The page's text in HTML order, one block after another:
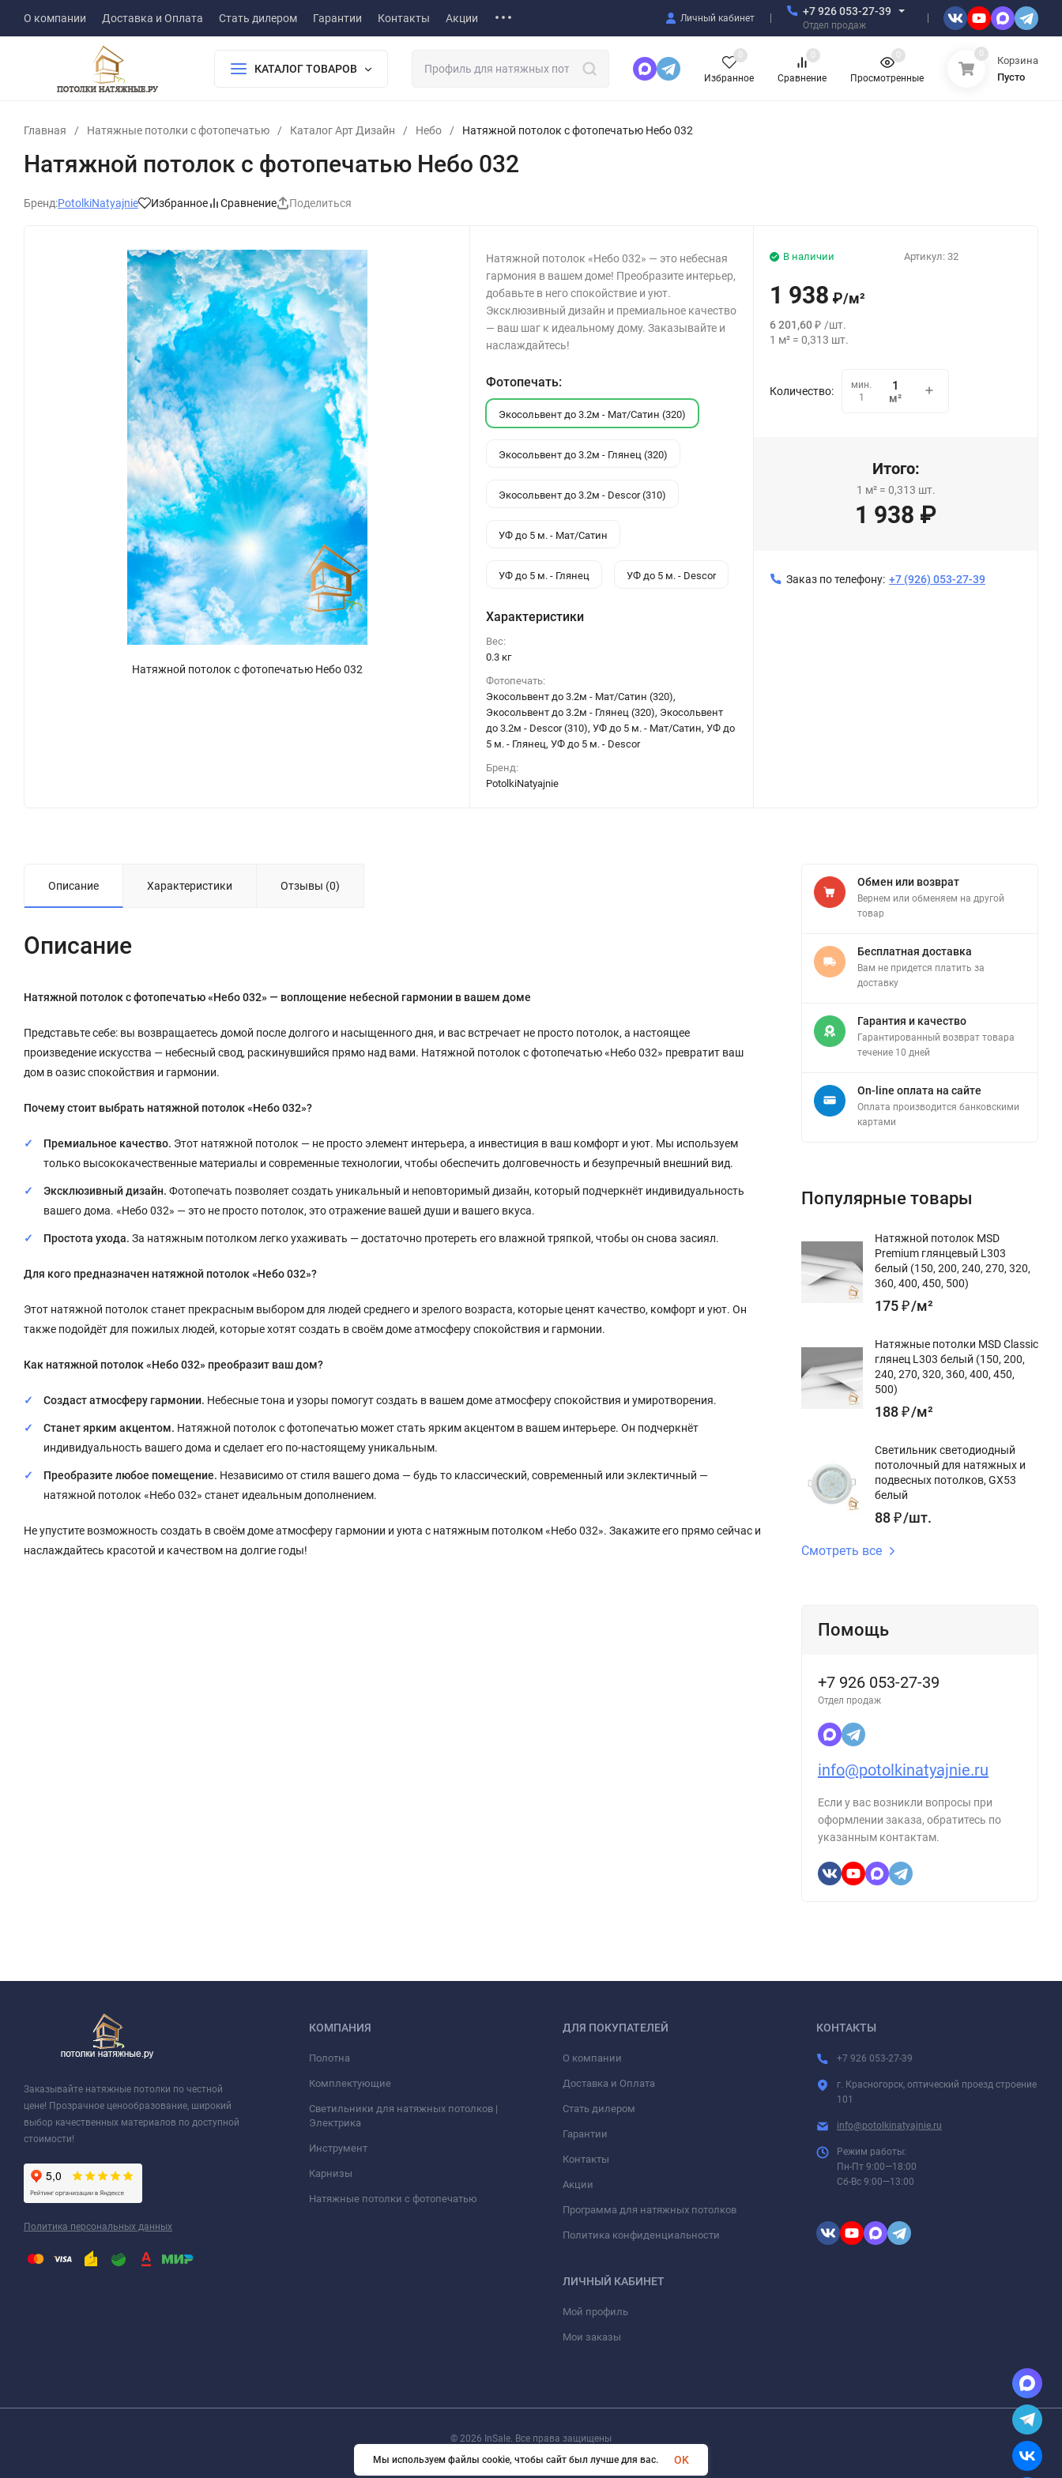
О компании Доставка и Оплата Стать дилером Гарантии Контакты Акции Личный кабинет
+7 926 053-27-39
Отдел продаж
КАТАЛОГ ТОВАРОВ
Избранное
0
Сравнение
0
Просмотренные
0 0
Корзина
Пусто
Главная / Натяжные потолки с фотопечатью / Каталог Арт Дизайн / Небо / Натяжной потолок с фотопечатью Небо 032
Натяжной потолок с фотопечатью Небо 032
Бренд:PotolkiNatyajnie Избранное Сравнение Поделиться
Натяжной потолок с фотопечатью Небо 032
Натяжной потолок «Небо 032» — это небесная
гармония в вашем доме! Преобразите интерьер,
добавьте в него спокойствие и уют.
Эксклюзивный дизайн и премиальное качество
— ваш шаг к идеальному дому. Заказывайте и
наслаждайтесь!
Фотопечать:
Экосольвент до 3.2м - Мат/Сатин (320)
Экосольвент до 3.2м - Глянец (320)
Экосольвент до 3.2м - Descor (310)
УФ до 5 м. - Мат/Сатин
УФ до 5 м. - Глянец УФ до 5 м. - Descor
Характеристики
Вес:
0.3 кг
Фотопечать:
Экосольвент до 3.2м - Мат/Сатин (320),
Экосольвент до 3.2м - Глянец (320), Экосольвент
до 3.2м - Descor (310), УФ до 5 м. - Мат/Сатин, УФ до
5 м. - Глянец, УФ до 5 м. - Descor
Бренд:
PotolkiNatyajnie
Артикул: 32
В наличии
1 938 ₽/м²
6 201,60₽ /шт.
1 м² =0,313 шт.
Количество:
мин.
1
м²
Итого:
1 м²= 0,313 шт.
1 938 ₽
Заказ по телефону: +7 (926) 053-27-39
Описание Характеристики Отзывы (0)
Описание
Натяжной потолок с фотопечатью «Небо 032» — воплощение небесной гармонии в вашем доме
Представьте себе: вы возвращаетесь домой после долгого и насыщенного дня, и вас встречает не просто потолок, а настоящее
произведение искусства — небесный свод, раскинувшийся прямо над вами. Натяжной потолок с фотопечатью «Небо 032» превратит ваш
дом в оазис спокойствия и гармонии.
Почему стоит выбрать натяжной потолок «Небо 032»?
Премиальное качество. Этот натяжной потолок — не просто элемент интерьера, а инвестиция в ваш комфорт и уют. Мы используем
только высококачественные материалы и современные технологии, чтобы обеспечить долговечность и безупречный внешний вид.
Эксклюзивный дизайн. Фотопечать позволяет создать уникальный и неповторимый дизайн, который подчеркнёт индивидуальность
вашего дома. «Небо 032» — это не просто потолок, это отражение вашей души и вашего вкуса.
Простота ухода. За натяжным потолком легко ухаживать — достаточно протереть его влажной тряпкой, чтобы он снова засиял.
Для кого предназначен натяжной потолок «Небо 032»?
Этот натяжной потолок станет прекрасным выбором для людей среднего и зрелого возраста, которые ценят качество, комфорт и уют. Он
также подойдёт для пожилых людей, которые хотят создать в своём доме атмосферу спокойствия и гармонии.
Как натяжной потолок «Небо 032» преобразит ваш дом?
Создаст атмосферу гармонии. Небесные тона и узоры помогут создать в вашем доме атмосферу спокойствия и умиротворения.
Станет ярким акцентом. Натяжной потолок с фотопечатью может стать ярким акцентом в вашем интерьере. Он подчеркнёт
индивидуальность вашего дома и сделает его по-настоящему уникальным.
Преобразите любое помещение. Независимо от стиля вашего дома — будь то классический, современный или эклектичный —
натяжной потолок «Небо 032» станет идеальным дополнением.
Не упустите возможность создать в своём доме атмосферу гармонии и уюта с натяжным потолком «Небо 032». Закажите его прямо сейчас и
наслаждайтесь красотой и качеством на долгие годы!
Обмен или возврат
Вернем или обменяем на другой
товар
Бесплатная доставка
Вам не придется платить за
доставку
Гарантия и качество
Гарантированный возврат товара
течение 10 дней
On-line оплата на сайте
Оплата производится банковскими
картами
Популярные товары
Натяжной потолок MSD
Premium глянцевый L303
белый (150, 200, 240, 270, 320,
360, 400, 450, 500)
175₽/м²
Натяжные потолки MSD Classic
глянец L303 белый (150, 200,
240, 270, 320, 360, 400, 450,
500)
188₽/м²
Светильник светодиодный
потолочный для натяжных и
подвесных потолков, GX53
белый
88₽/шт.
Смотреть все
Помощь
+7 926 053-27-39
Отдел продаж
info@potolkinatyajnie.ru
Если у вас возникли вопросы при
оформлении заказа, обратитесь по
указанным контактам.
Заказывайте натяжные потолки по честной
цене! Прозрачное ценообразование, широкий
выбор качественных материалов по доступной
стоимости!
Политика персональных данных
КОМПАНИЯ
Полотна
Комплектующие
Светильники для натяжных потолков |
Электрика
Инструмент
Карнизы
Натяжные потолки с фотопечатью
ДЛЯ ПОКУПАТЕЛЕЙ
О компании
Доставка и Оплата
Стать дилером
Гарантии
Контакты
Акции
Программа для натяжных потолков
Политика конфиденциальности
ЛИЧНЫЙ КАБИНЕТ
Мой профиль
Мои заказы
КОНТАКТЫ
+7 926 053-27-39
г. Красногорск, оптический проезд строение
101
info@potolkinatyajnie.ru
Режим работы:
Пн-Пт 9:00—18:00
Сб-Вс 9:00—13:00
© 2026 InSale. Все права защищены
Мы используем файлы cookie, чтобы сайт был лучше для вас.
OK